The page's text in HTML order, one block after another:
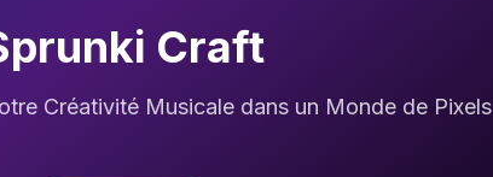
Craft
Créativité Musicale dans un Monde de Pixels